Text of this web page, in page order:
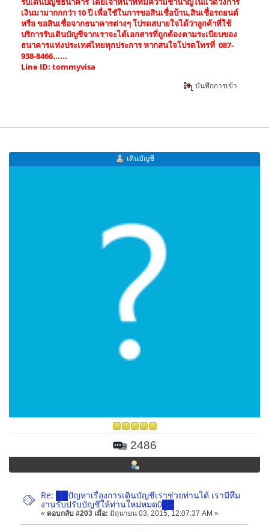
เงินมามากกกว่า 10 ปี เพื่อใชัในการขอสินเชื่อบ้าน,สินเชื่อรถยนต์
หรือ ขอสินเชื่อจากธนาคารต่างๆ โปรดสบายใจได้ว่าลูกค้าที่ใช้
บริการรับเดินบัญชีจากเราจะได้เอกสารที่ถูกต้องตามระเบียบของ
ธนาคารแห่งประเทศไทยทุกประการ หากสนใจโปรดโทรที่ 087-
938-8466......
Line ID: tommyvisa
บันทึกการเข้า
เดินบัญชี
2486
Re: ██ปัญหาเรื่องการเดินบัญชีเราช่วยท่านได้ เรามีทึม
งานรับปรับบัญชีให้ท่านใหม่หมด0██
« ตอบกลับ #203 เมื่อ: มิถุนายน 03, 2015, 12:07:37 AM »